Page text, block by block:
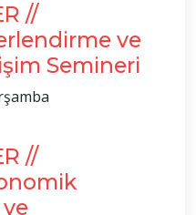
//
ve
Semineri
//